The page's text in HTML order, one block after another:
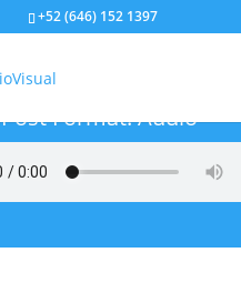
+52 (646) 152 1397
Post Format: Audio